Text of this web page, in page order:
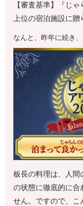
【審査基準】『じ
上位の宿泊施設に贈
なんと、昨年に続き
板長の料理は、人間
の状態に徹底的に合
せん。ですので、こ